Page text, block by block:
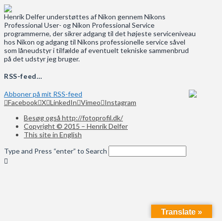
Henrik Delfer understøttes af Nikon gennem Nikons
Professional User- og Nikon Professional Service
programmerne, der sikrer adgang til det højeste serviceniveau
hos Nikon og adgang til Nikons professionelle service såvel
som låneudstyr i tilfælde af eventuelt tekniske sammenbrud
på det udstyr jeg bruger.
RSS-feed…
Abboner på mit RSS-feed
Facebook X LinkedIn Vimeo Instagram
Besøg også http://fotoprofil.dk/
Copyright © 2015 – Henrik Delfer
This site in English
Type and Press “enter” to Search
Translate »